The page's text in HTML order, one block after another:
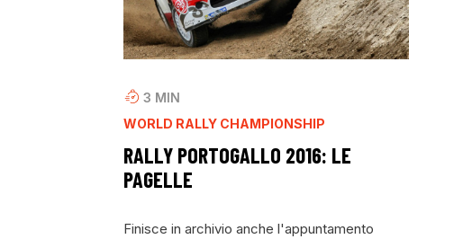
3 MIN
WORLD RALLY CHAMPIONSHIP
RALLY PORTOGALLO 2016: LE
PAGELLE
Finisce in archivio anche l'appuntamento